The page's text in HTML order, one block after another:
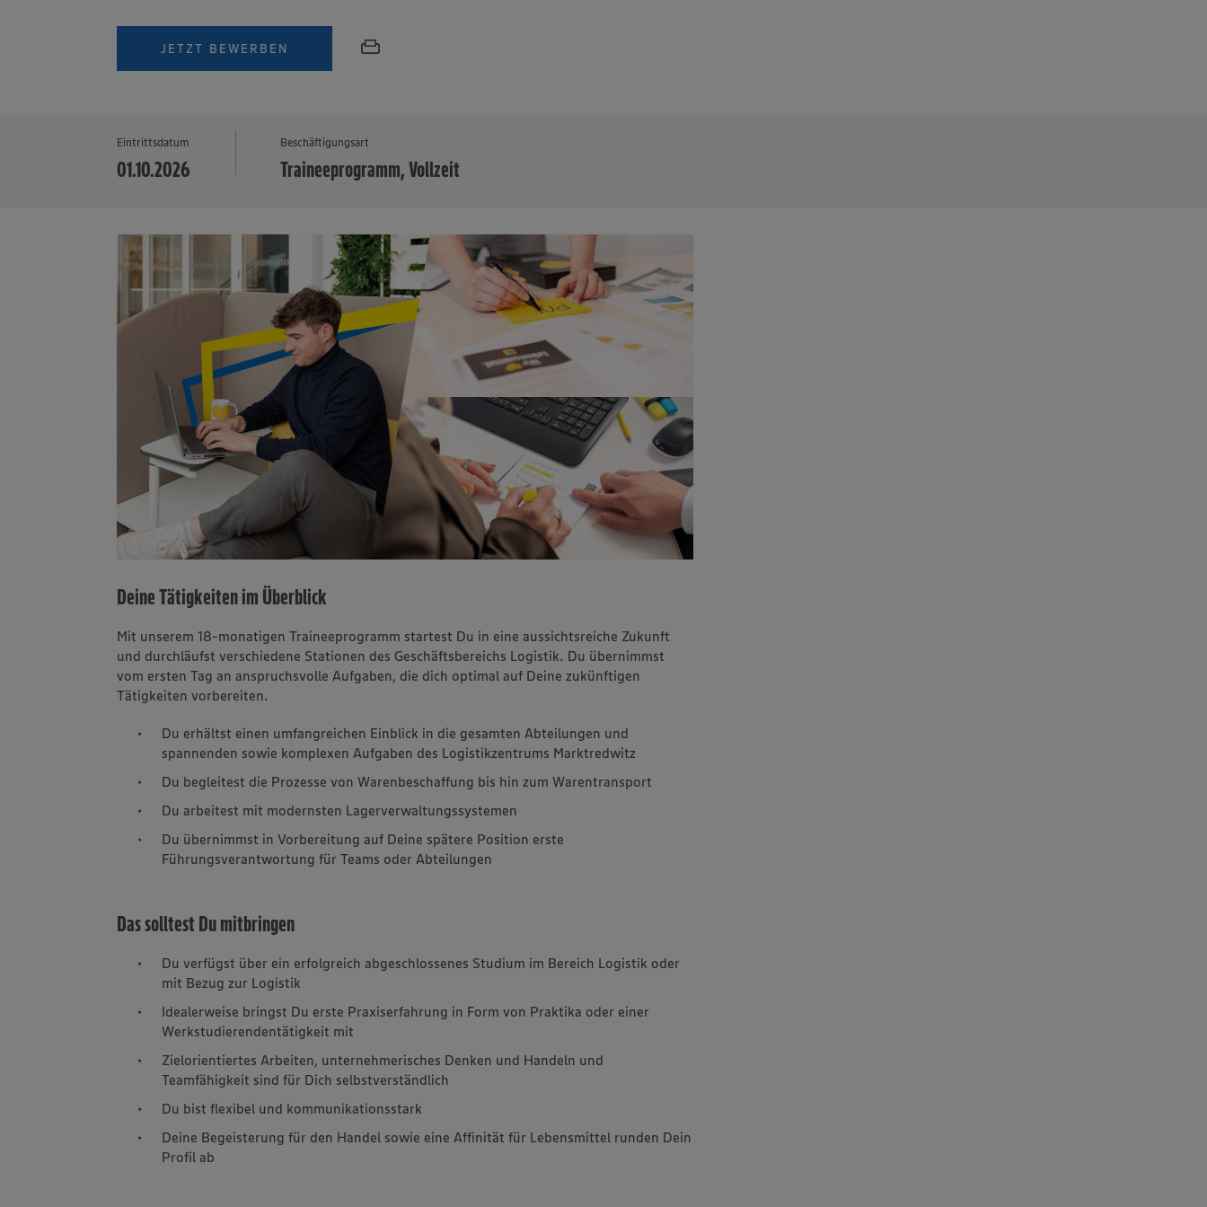
JETZT BEWERBEN
Eintrittsdatum
01.10.2026
Beschäftigungsart
Traineeprogramm, Vollzeit
Deine Tätigkeiten im Überblick
Mit unserem 18-monatigen Traineeprogramm startest Du in eine aussichtsreiche Zukunft
und durchläufst verschiedene Stationen des Geschäftsbereichs Logistik. Du übernimmst
vom ersten Tag an anspruchsvolle Aufgaben, die dich optimal auf Deine zukünftigen
Tätigkeiten vorbereiten.
Du erhältst einen umfangreichen Einblick in die gesamten Abteilungen und
spannenden sowie komplexen Aufgaben des Logistikzentrums Marktredwitz
Du begleitest die Prozesse von Warenbeschaffung bis hin zum Warentransport
Du arbeitest mit modernsten Lagerverwaltungssystemen
Du übernimmst in Vorbereitung auf Deine spätere Position erste
Führungsverantwortung für Teams oder Abteilungen
Das solltest Du mitbringen
Du verfügst über ein erfolgreich abgeschlossenes Studium im Bereich Logistik oder
mit Bezug zur Logistik
Idealerweise bringst Du erste Praxiserfahrung in Form von Praktika oder einer
Werkstudierendentätigkeit mit
Zielorientiertes Arbeiten, unternehmerisches Denken und Handeln und
Teamfähigkeit sind für Dich selbstverständlich
Du bist flexibel und kommunikationsstark
Deine Begeisterung für den Handel sowie eine Affinität für Lebensmittel runden Dein
Profil ab